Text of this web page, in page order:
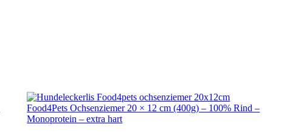
Food4Pets Ochsenziemer 20 × 12 cm (400g) – 100% Rind –
Monoprotein – extra hart